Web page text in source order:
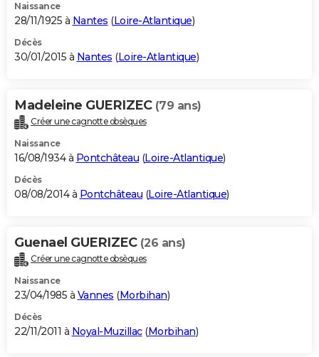
Naissance
28/11/1925 à Nantes (Loire-Atlantique)
Décès
30/01/2015 à Nantes (Loire-Atlantique)
Madeleine GUERIZEC (79 ans)
Créer une cagnotte obsèques
Naissance
16/08/1934 à Pontchâteau (Loire-Atlantique)
Décès
08/08/2014 à Pontchâteau (Loire-Atlantique)
Guenael GUERIZEC (26 ans)
Créer une cagnotte obsèques
Naissance
23/04/1985 à Vannes (Morbihan)
Décès
22/11/2011 à Noyal-Muzillac(Morbihan)